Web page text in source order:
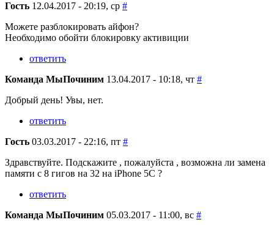
Гость 12.04.2017 - 20:19, ср #
Можете разблокировать айфон?
Необходимо обойти блокировку активиции
ответить
Команда МыПочиним 13.04.2017 - 10:18, чт #
Добрый день! Увы, нет.
ответить
Гость 03.03.2017 - 22:16, пт #
Здравствуйте. Подскажите , пожалуйста , возможна ли замена
памяти с 8 гигов на 32 на iPhone 5C ?
ответить
Команда МыПочиним 05.03.2017 - 11:00, вс #